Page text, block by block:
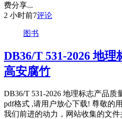
费分享...
2 小时前7评论
图书
DB36/T 531-2026 地
高安腐竹
DB36/T 531-2026 地理标志产品质
pdf格式 ,请用户放心下载! 尊敬的
我们前进的动力，网站收集的文